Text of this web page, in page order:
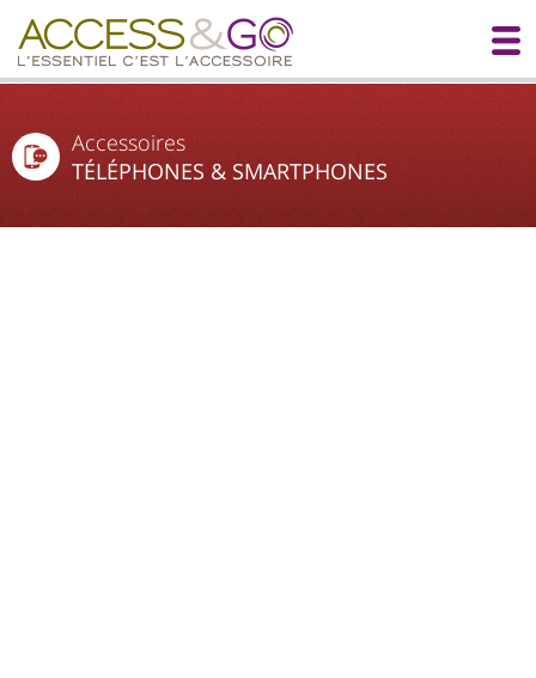
Accessoires
TÉLÉPHONES & SMARTPHONES